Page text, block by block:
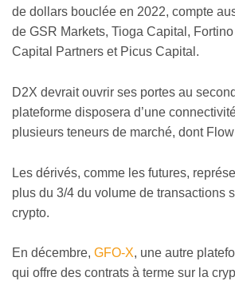
de dollars bouclée en 2022, compte
de GSR Markets, Tioga Capital,
Capital Partners et Picus Capital.
D2X devrait ouvrir ses portes au
plateforme disposera d’une
plusieurs teneurs de marché, dont
Les dérivés, comme les futures,
plus du 3/4 du volume de transactions
crypto.
En décembre, GFO-X, une autre
qui offre des contrats à terme sur la